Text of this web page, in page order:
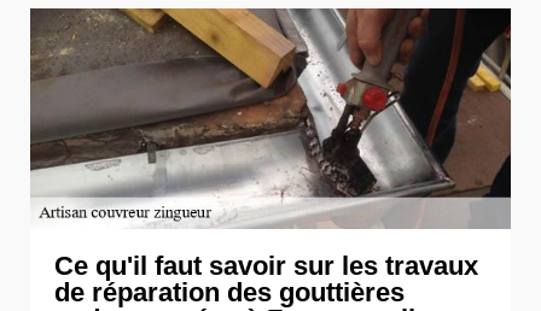
Ce qu'il faut savoir sur les travaux
de réparation des gouttières